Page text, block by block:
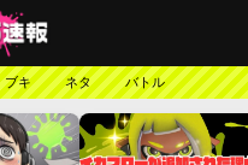
ブキ ネタ バトル